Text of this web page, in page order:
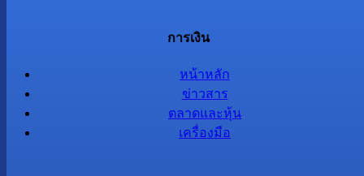
การเงิน
หน้าหลัก
ข่าวสาร
ตลาดและหุ้น
เครื่องมือ